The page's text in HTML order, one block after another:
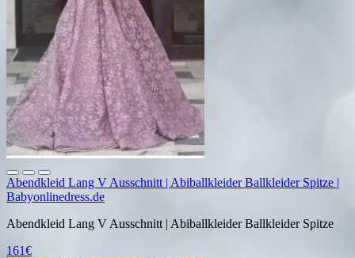
Abendkleid Lang V Ausschnitt | Abiballkleider Ballkleider Spitze |
Babyonlinedress.de
Abendkleid Lang V Ausschnitt | Abiballkleider Ballkleider Spitze
161€